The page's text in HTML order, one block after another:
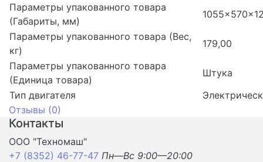
Параметры упакованного товара
(Габариты, мм)
Параметры упакованного товара (Вес,
кг)
179,00
Параметры упакованного товара
(Единица товара)
Штука
Тип двигателя
Отзывы (0)
Контакты
ООО "Техномаш"
+7 (8352) 46-77-47 Пн—Вс 9:00—20:00